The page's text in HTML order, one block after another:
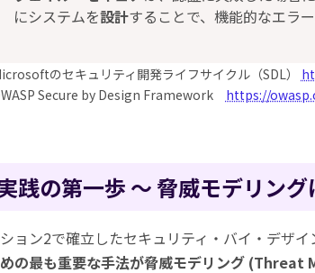
にシステムを設計することで、機能的なエラ
のセキュリティ開発ライフサイクル（SDL）
Secure by Design Framework https://
践の第一歩 ～ 脅威モデリング
ョン2で確立したセキュリティ・バイ・デザイ
の最も重要な手法が脅威モデリング (Threat